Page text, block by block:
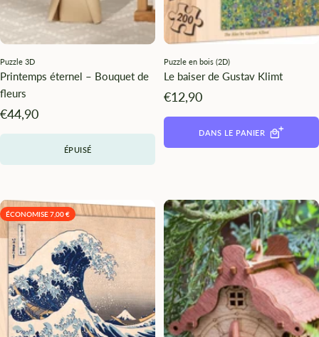
Puzzle 3D
Printemps éternel – Bouquet de
fleurs
Angebotspreis
€44,90
ÉPUISÉ
Puzzle en bois (2D)
Le baiser de Gustav Klimt
Angebotspreis
€12,90
DANS LE PANIER
ÉCONOMISE 7,00 €